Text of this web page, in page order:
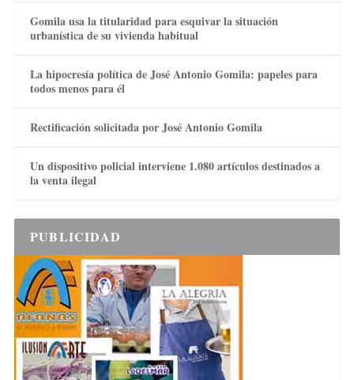
Gomila usa la titularidad para esquivar la situación
urbanística de su vivienda habitual
La hipocresía política de José Antonio Gomila: papeles para
todos menos para él
Rectificación solicitada por José Antonio Gomila
Un dispositivo policial interviene 1.080 artículos destinados a
la venta ilegal
PUBLICIDAD